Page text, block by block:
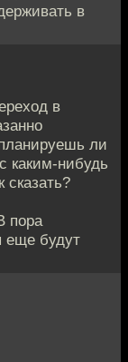
в
в
ли
каким-нибудь
сказать?
пора
еще будут